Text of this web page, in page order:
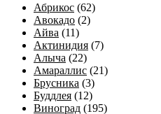
Абрикос (62)
Авокадо (2)
Айва (11)
Актинидия (7)
Алыча (22)
Амараллис (21)
Брусника (3)
Буддлея (12)
Виноград (195)